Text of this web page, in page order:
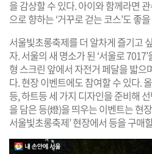
을 감상할 수 있다. 아이와 함께라면
으로 향하는 ‘거꾸로 걷는 코스’도 좋
서울빛초롱축제를 더 알차게 즐기고
자. 서울의 새 명소가 된 ‘서울로
형 스크린 앞에서 자전거 페달을 밟으
다. 현장 이벤트에도 참여할 수 있다.
등, 하트등 세 가지 디자인을 준비해
을 담은 등(燈)을 띄우는 이벤트는 현
서울빛초롱축제’ 현장에서 등을 구매